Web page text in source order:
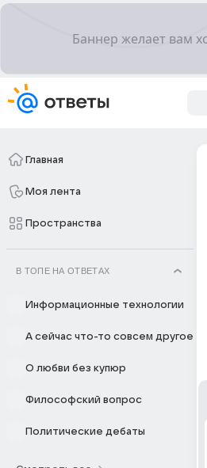
Главная
Моя лента
Пространства
В ТОПЕ НА ОТВЕТАХ
Информационные технологии
А сейчас что-то совсем другое
О любви без купюр
Философский вопрос
Политические дебаты